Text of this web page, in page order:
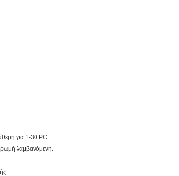
για 1-30 PC.
λαμβανόμενη.